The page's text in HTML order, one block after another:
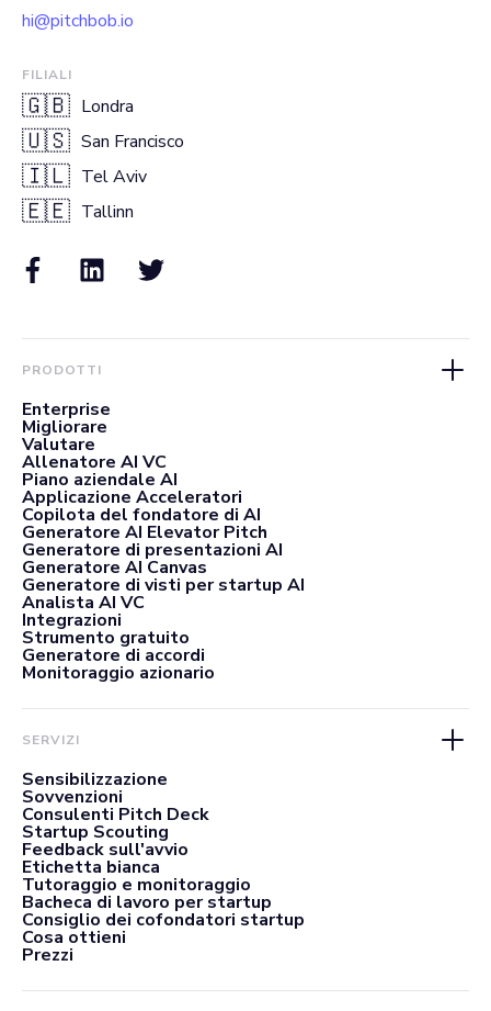
hi@pitchbob.io
FILIALI
🇬🇧 Londra
🇺🇸 San Francisco
🇮🇱 Tel Aviv
🇪🇪 Tallinn
PRODOTTI
Enterprise
Migliorare
Valutare
Allenatore AI VC
Piano aziendale AI
Applicazione Acceleratori
Copilota del fondatore di AI
Generatore AI Elevator Pitch
Generatore di presentazioni AI
Generatore AI Canvas
Generatore di visti per startup AI
Analista AI VC
Integrazioni
Strumento gratuito
Generatore di accordi
Monitoraggio azionario
SERVIZI
Sensibilizzazione
Sovvenzioni
Consulenti Pitch Deck
Startup Scouting
Feedback sull'avvio
Etichetta bianca
Tutoraggio e monitoraggio
Bacheca di lavoro per startup
Consiglio dei cofondatori startup
Cosa ottieni
Prezzi